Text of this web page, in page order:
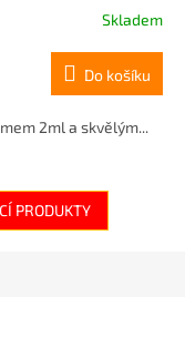
Skladem
Do košíku
2ml a skvělým...
PRODUKTY